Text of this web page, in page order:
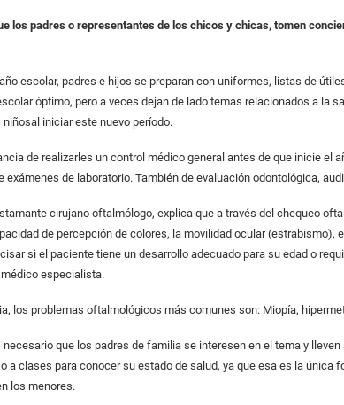
los padres o representantes de los chicos y chicas, tomen
escolar, padres e hijos se preparan con uniformes, listas de
óptimo, pero a veces dejan de lado temas relacionados a la
iniciar este nuevo período.
de realizarles un control médico general antes de que inicie el
exámenes de laboratorio. También de evaluación odontológica,
cirujano oftalmólogo, explica que a través del chequeo
de percepción de colores, la movilidad ocular (estrabismo),
si el paciente tiene un desarrollo adecuado para su edad o
especialista.
los problemas oftalmológicos más comunes son: Miopía,
necesario que los padres de familia se interesen en el tema y
a clases para conocer su estado de salud, ya que esa es la única
los menores.